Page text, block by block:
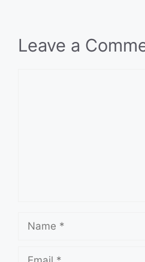
Leave a
Name
Email